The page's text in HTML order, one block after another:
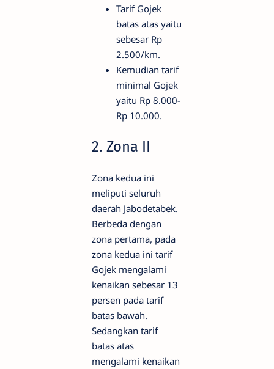
Tarif Gojek
batas atas yaitu
sebesar Rp
2.500/km.
Kemudian tarif
minimal Gojek
yaitu Rp 8.000-
Rp 10.000.
2. Zona II
Zona kedua ini
meliputi seluruh
daerah Jabodetabek.
Berbeda dengan
zona pertama, pada
zona kedua ini tarif
Gojek mengalami
kenaikan sebesar 13
persen pada tarif
batas bawah.
Sedangkan tarif
batas atas
mengalami kenaikan